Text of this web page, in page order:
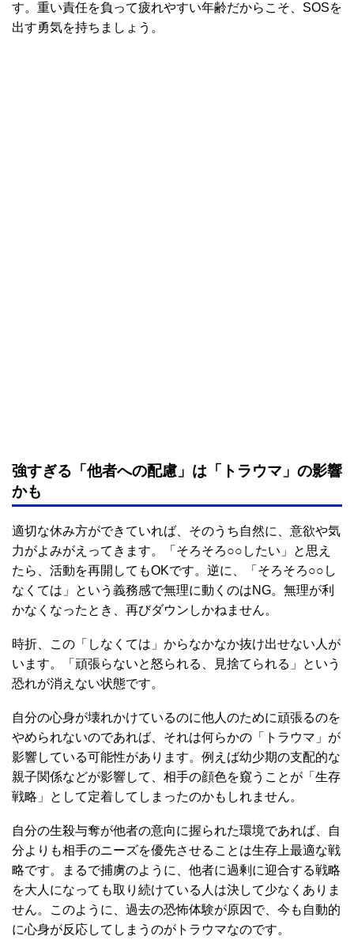
す。重い責任を負って疲れやすい年齢だからこそ、SOSを
出す勇気を持ちましょう。
強すぎる「他者への配慮」は「トラウマ」の影響
かも
適切な休み方ができていれば、そのうち自然に、意欲や気
力がよみがえってきます。「そろそろ○○したい」と思え
たら、活動を再開してもOKです。逆に、「そろそろ○○し
なくては」という義務感で無理に動くのはNG。無理が利
かなくなったとき、再びダウンしかねません。
時折、この「しなくては」からなかなか抜け出せない人が
います。「頑張らないと怒られる、見捨てられる」という
恐れが消えない状態です。
自分の心身が壊れかけているのに他人のために頑張るのを
やめられないのであれば、それは何らかの「トラウマ」が
影響している可能性があります。例えば幼少期の支配的な
親子関係などが影響して、相手の顔色を窺うことが「生存
戦略」として定着してしまったのかもしれません。
自分の生殺与奪が他者の意向に握られた環境であれば、自
分よりも相手のニーズを優先させることは生存上最適な戦
略です。まるで捕虜のように、他者に過剰に迎合する戦略
を大人になっても取り続けている人は決して少なくありま
せん。このように、過去の恐怖体験が原因で、今も自動的
に心身が反応してしまうのがトラウマなのです。